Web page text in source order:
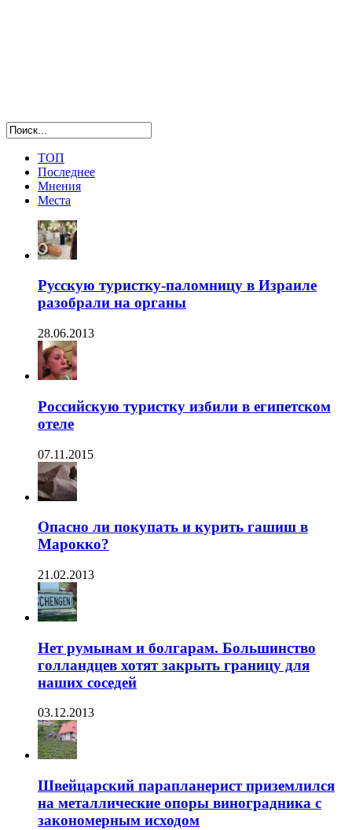
ТОП
Последнее
Мнения
Места
Русскую туристку-паломницу в Израиле
разобрали на органы
28.06.2013
Российскую туристку избили в египетском
отеле
07.11.2015
Опасно ли покупать и курить гашиш в
Марокко?
21.02.2013
Нет румынам и болгарам. Большинство
голландцев хотят закрыть границу для
наших соседей
03.12.2013
Швейцарский парапланерист приземлился
на металлические опоры виноградника с
закономерным исходом